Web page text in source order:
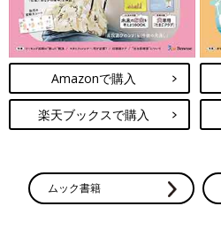
Amazonで購入
楽天ブックスで購入
ムック書籍